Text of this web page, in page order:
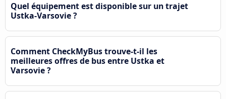
Quel équipement est disponible sur un trajet
Ustka-Varsovie ?
Comment CheckMyBus trouve-t-il les
meilleures offres de bus entre Ustka et
Varsovie ?